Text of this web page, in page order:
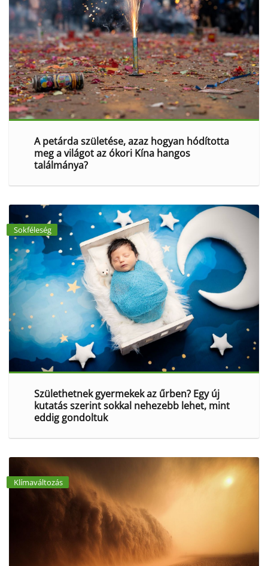
A petárda születése, azaz hogyan hódította
meg a világot az ókori Kína hangos
találmánya?
Sokféleség
Születhetnek gyermekek az űrben? Egy új
kutatás szerint sokkal nehezebb lehet, mint
eddig gondoltuk
Klímaváltozás